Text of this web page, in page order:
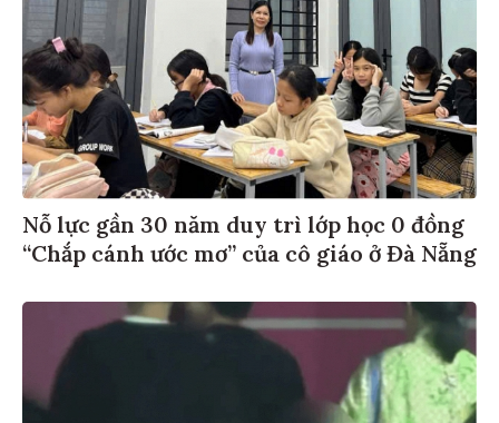
Nỗ lực gần 30 năm duy trì lớp học 0 đồng
“Chắp cánh ước mơ” của cô giáo ở Đà Nẵng